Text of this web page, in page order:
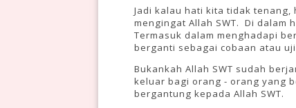
Jadi kalau hati kita tidak
mengingat Allah SWT. Di dalam
Termasuk dalam menghadapi
berganti sebagai cobaan atau
Bukankah Allah SWT sudah
keluar bagi orang - orang yang
bergantung kepada Allah SWT.